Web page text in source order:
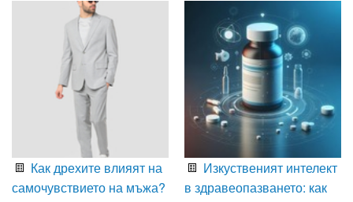
Как дрехите влияят на
самочувствието на мъжа?
Изкуственият интелект
в здравеопазването: как